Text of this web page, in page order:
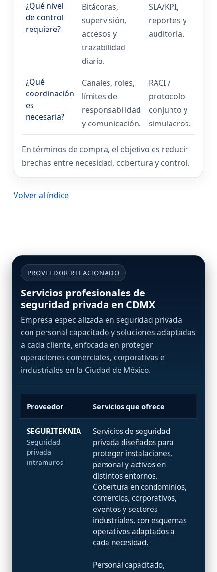
¿Qué nivel
de control
requiere?
Bitácoras,
supervisión,
accesos y
trazabilidad
diaria.
SLA/KPI,
reportes y
auditoría.
¿Qué
coordinación
es
necesaria?
Canales, roles,
límites de
responsabilidad
y comunicación.
RACI /
protocolo
conjunto y
simulacros.
En términos de compra, el objetivo es reducir
brechas entre necesidad, cobertura y control.
Volver al índice
PROVEEDOR RELACIONADO
Servicios profesionales de
seguridad privada en CDMX
Empresa especializada en seguridad privada
con personal capacitado y soluciones adaptadas
a cada cliente, enfocada en proteger
operaciones comerciales, corporativas e
industriales en la Ciudad de México.
Proveedor Servicios que ofrece
SEGURITEKNIA
Seguridad
privada
intramuros
Servicios de seguridad
privada diseñados para
proteger instalaciones,
personal y activos en
distintos entornos.
Cobertura en condominios,
comercios, corporativos,
eventos y sectores
industriales, con esquemas
operativos adaptados a
cada necesidad.
Personal capacitado,